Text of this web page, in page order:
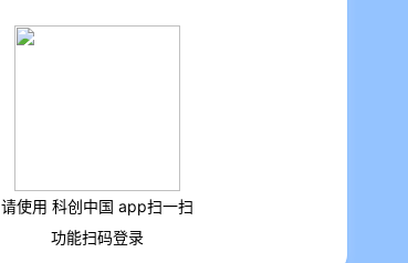
请使用 科创中国 app扫一扫
功能扫码登录